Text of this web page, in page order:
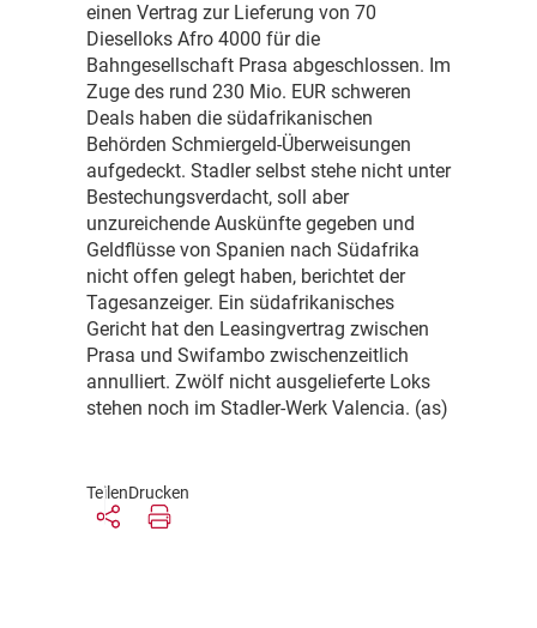
einen Vertrag zur Lieferung von 70
Dieselloks Afro 4000 für die
Bahngesellschaft Prasa abgeschlossen. Im
Zuge des rund 230 Mio. EUR schweren
Deals haben die südafrikanischen
Behörden Schmiergeld-Überweisungen
aufgedeckt. Stadler selbst stehe nicht unter
Bestechungsverdacht, soll aber
unzureichende Auskünfte gegeben und
Geldflüsse von Spanien nach Südafrika
nicht offen gelegt haben, berichtet der
Tagesanzeiger. Ein südafrikanisches
Gericht hat den Leasingvertrag zwischen
Prasa und Swifambo zwischenzeitlich
annulliert. Zwölf nicht ausgelieferte Loks
stehen noch im Stadler-Werk Valencia. (as)
TeilenDrucken